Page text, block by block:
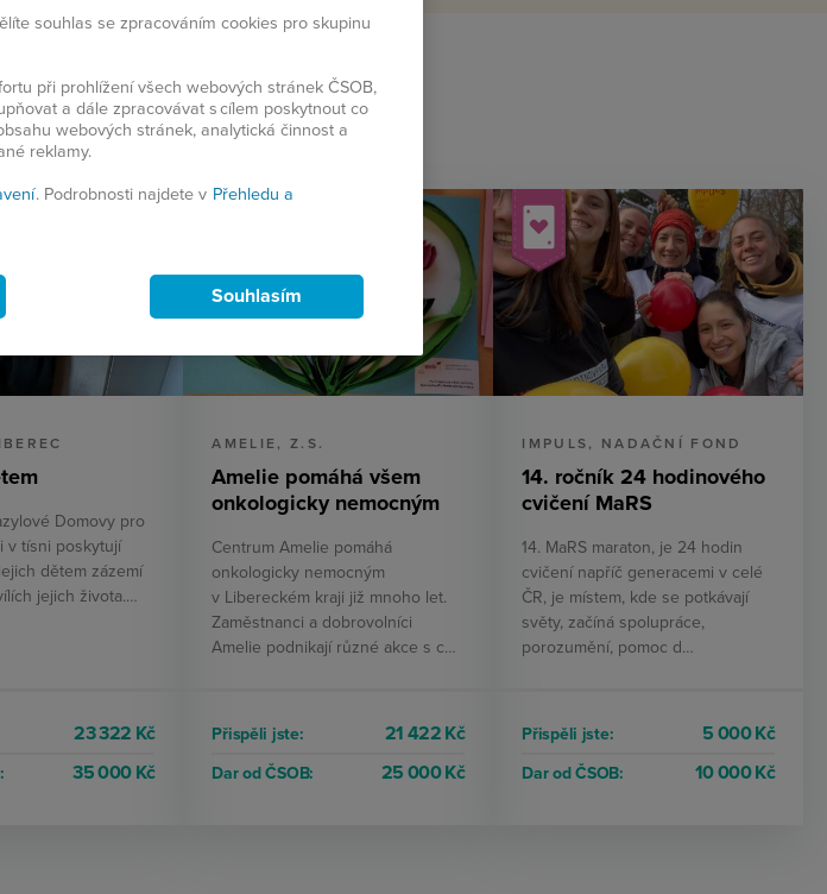
Domovy pro
v tísni poskytují
dětem zázemí
jejich života.…
23 322 Kč
35 000 Kč
AMELIE, Z.S.
Amelie pomáhá všem
onkologicky nemocným
Centrum Amelie pomáhá
onkologicky nemocným
v Libereckém kraji již mnoho let.
Zaměstnanci a dobrovolníci
Amelie podnikají různé akce s c…
Přispěli jste: 21 422 Kč
Dar od ČSOB: 25 000 Kč
IMPULS, NADAČNÍ FOND
14. ročník 24 hodinového
cvičení MaRS
14. MaRS maraton, je 24 hodin
cvičení napříč generacemi v celé
ČR, je místem, kde se potkávají
světy, začíná spolupráce,
porozumění, pomoc d…
Přispěli jste: 5 000 Kč
Dar od ČSOB: 10 000 Kč
souhlas se zpracováním cookies pro skupinu
při prohlížení všech webových stránek ČSOB,
a dále zpracovávat s cílem poskytnout co
webových stránek, analytická činnost a
reklamy.
. Podrobnosti najdete v Přehledu a
Souhlasím